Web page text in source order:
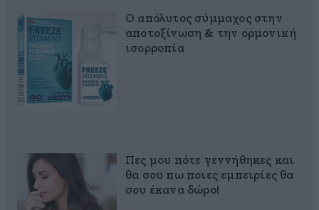
Ο απόλυτος σύμμαχος στην
αποτοξίνωση & την ορμονική
ισορροπία
Πες μου πότε γεννήθηκες και
θα σου πω ποιες εμπειρίες θα
σου έκανα δώρο!